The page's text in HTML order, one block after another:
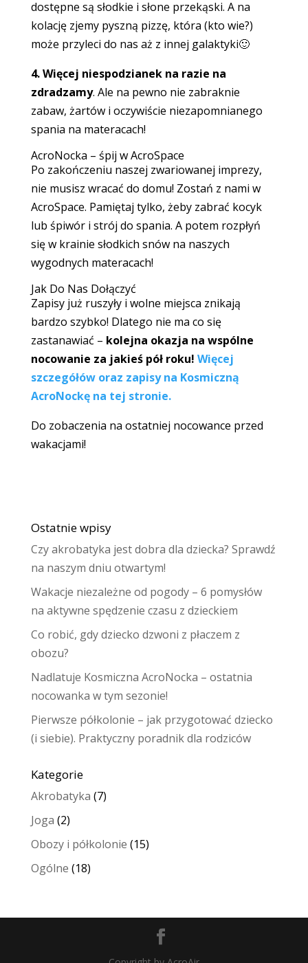
dostępne są słodkie i słone przekąski. A na
kolację zjemy pyszną pizzę, która (kto wie?)
może przyleci do nas aż z innej galaktyki🙂
4. Więcej niespodzianek na razie na
zdradzamy. Ale na pewno nie zabraknie
zabaw, żartów i oczywiście niezapomnianego
spania na materacach!
AcroNocka – śpij w AcroSpace
Po zakończeniu naszej zwariowanej imprezy,
nie musisz wracać do domu! Zostań z nami w
AcroSpace. Pamiętaj tylko, żeby zabrać kocyk
lub śpiwór i strój do spania. A potem rozpłyń
się w krainie słodkich snów na naszych
wygodnych materacach!
Jak Do Nas Dołączyć
Zapisy już ruszyły i wolne miejsca znikają
bardzo szybko! Dlatego nie ma co się
zastanawiać – kolejna okazja na wspólne
nocowanie za jakieś pół roku! Więcej
szczegółów oraz zapisy na Kosmiczną
AcroNockę na tej stronie.
Do zobaczenia na ostatniej nocowance przed
wakacjami!
Ostatnie wpisy
Czy akrobatyka jest dobra dla dziecka? Sprawdź
na naszym dniu otwartym!
Wakacje niezależne od pogody – 6 pomysłów
na aktywne spędzenie czasu z dzieckiem
Co robić, gdy dziecko dzwoni z płaczem z
obozu?
Nadlatuje Kosmiczna AcroNocka – ostatnia
nocowanka w tym sezonie!
Pierwsze półkolonie – jak przygotować dziecko
(i siebie). Praktyczny poradnik dla rodziców
Kategorie
Akrobatyka (7)
Joga (2)
Obozy i półkolonie (15)
Ogólne (18)